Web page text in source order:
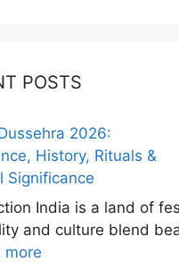
POSTS
2026:
History, Rituals &
Significance
India is a land of
and culture blend
more